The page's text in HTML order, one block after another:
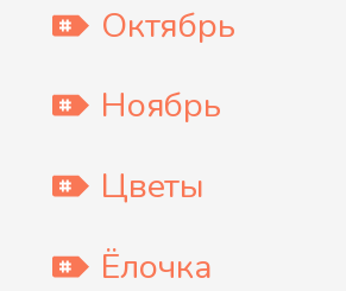
Октябрь
Ноябрь
Цветы
Ёлочка